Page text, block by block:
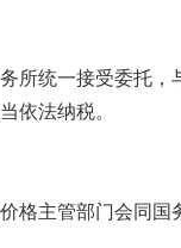
所统一接受委托
依法纳税。
格主管部门会同国